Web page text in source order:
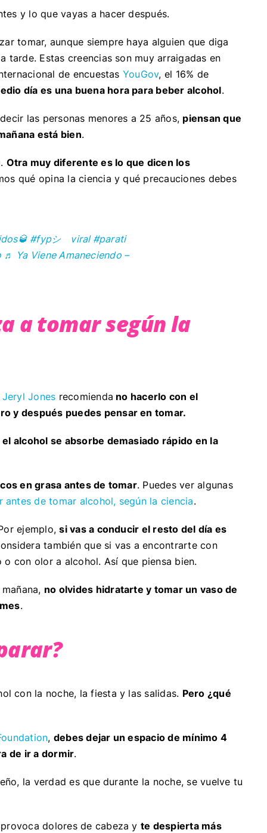
y lo que vayas a hacer después.
tomar, aunque siempre haya alguien que diga
tarde. Estas creencias son muy arraigadas en
de encuestas YouGov, el 16% de
día es una buena hora para beber alcohol.
las personas menores a 25 años, piensan que
está bien.
Otra muy diferente es lo que dicen los
qué opina la ciencia y qué precauciones debes
#fypシ゚viral #parati
♬ Ya Viene Amaneciendo –
a tomar según la
Jeryl Jones recomienda no hacerlo con el
y después puedes pensar en tomar.
el alcohol se absorbe demasiado rápido en la
en grasa antes de tomar. Puedes ver algunas
antes de tomar alcohol, según la ciencia.
ejemplo,si vas a conducir el resto del día es
también que si vas a encontrarte con
con olor a alcohol. Así que piensa bien.
no olvides hidratarte y tomar un vaso de
.
con la noche, la fiesta y las salidas. Pero ¿qué
, debes dejar un espacio de mínimo 4
de ir a dormir.
la verdad es que durante la noche, se vuelve tu
dolores de cabeza y te despierta más